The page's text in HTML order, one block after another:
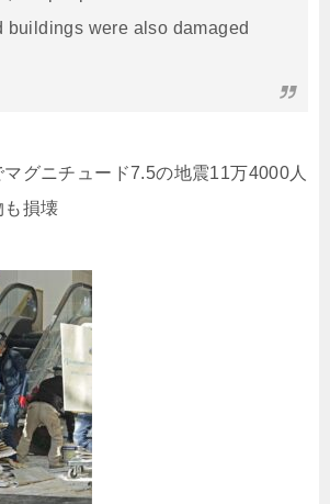
buildings were also damaged
マグニチュード7.5の地震11万4000 人
も損壊